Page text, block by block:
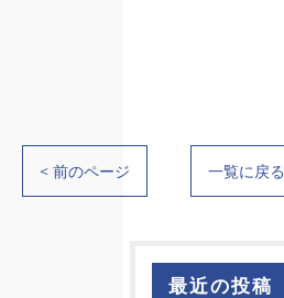
< 前のページ 一覧に戻る
最近の投稿